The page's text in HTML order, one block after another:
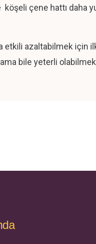
köşeli çene hattı
azaltabilmek için
bile yeterli